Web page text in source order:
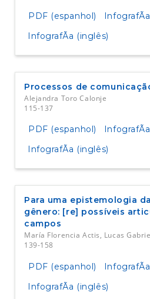
PDF (espanhol)
InfografÃ­a (inglês)
Processos de
Alejandra Toro Calonje
115-137
PDF (espanhol)
InfografÃ­a (inglês)
Para uma epistemologia
gênero: [re] possíveis
campos
María Florencia Actis, Lucas
139-158
PDF (espanhol)
InfografÃ­a (inglês)